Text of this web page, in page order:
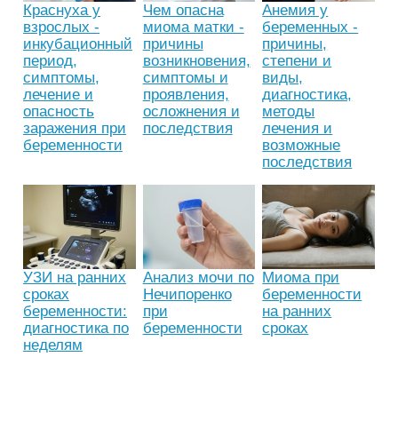
Краснуха у
взрослых -
инкубационный
период,
симптомы,
лечение и
опасность
заражения при
беременности
Чем опасна
миома матки -
причины
возникновения,
симптомы и
проявления,
осложнения и
последствия
Анемия у
беременных -
причины,
степени и
виды,
диагностика,
методы
лечения и
возможные
последствия
УЗИ на ранних
сроках
беременности:
диагностика по
неделям
Анализ мочи по
Нечипоренко
при
беременности
Миома при
беременности
на ранних
сроках